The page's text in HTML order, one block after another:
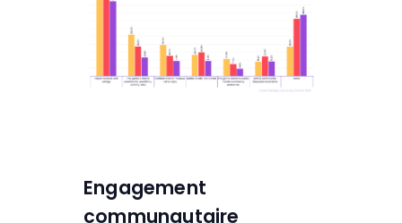
Engagement
communautaire